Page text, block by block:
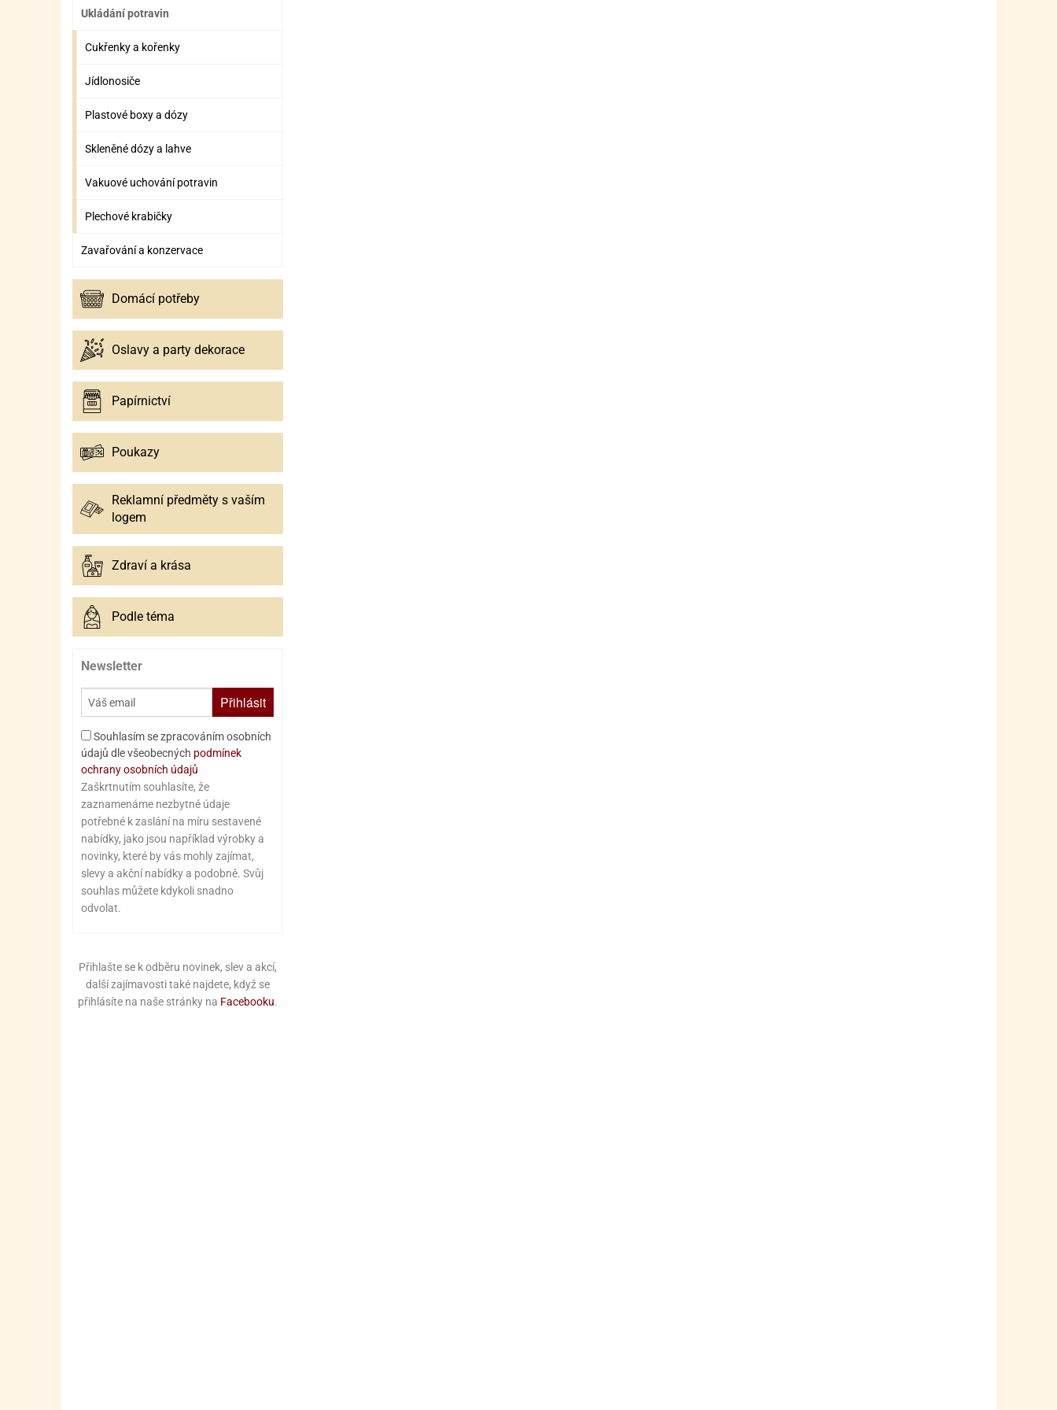
Ukládání potravin
Cukřenky a kořenky
Jídlonosiče
Plastové boxy a dózy
Skleněné dózy a lahve
Vakuové uchování potravin
Plechové krabičky
Zavařování a konzervace
Domácí potřeby
Oslavy a party dekorace
Papírnictví
Poukazy
Reklamní předměty s vaším
logem
Zdraví a krása
Podle téma
Newsletter
Přihlásit
Souhlasím se zpracováním osobních
údajů dle všeobecných podmínek
ochrany osobních údajů
Zaškrtnutím souhlasíte, že
zaznamenáme nezbytné údaje
potřebné k zaslání na míru sestavené
nabídky, jako jsou například výrobky a
novinky, které by vás mohly zajímat,
slevy a akční nabídky a podobně. Svůj
souhlas můžete kdykoli snadno
odvolat.
Přihlašte se k odběru novinek, slev a akcí,
další zajímavosti také najdete, když se
přihlásíte na naše stránky na Facebooku.